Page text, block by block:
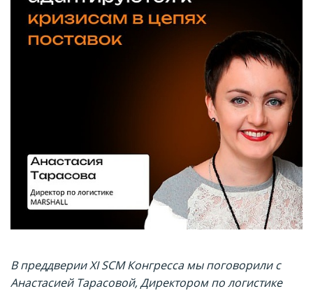
В преддверии XI SCM Конгресса мы поговорили с
Анастасией Тарасовой, Директором по логистике